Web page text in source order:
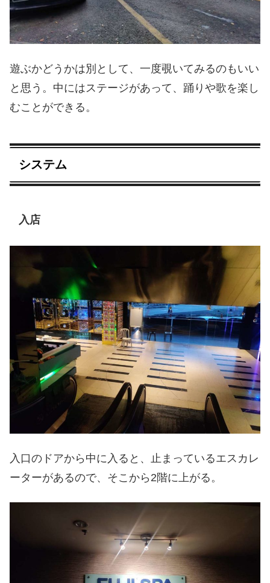
遊ぶかどうかは別として、一度覗いてみるのもいい
と思う。中にはステージがあって、踊りや歌を楽し
むことができる。
システム
入店
入口のドアから中に入ると、止まっているエスカレ
ーターがあるので、そこから2階に上がる。